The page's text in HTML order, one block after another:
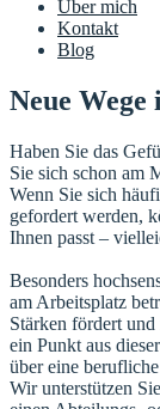
Über mich
Kontakt
Blog
Neue Wege
Haben Sie das
Sie sich schon am
Wenn Sie sich
gefordert werden,
Ihnen passt –
Besonders
am Arbeitsplatz
Stärken fördert
ein Punkt aus
über eine
Wir unterstützen